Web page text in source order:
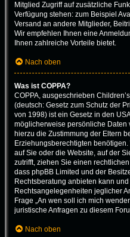
Mitglied Zugriff auf zusätzliche
Verfügung stehen: zum Beispiel
Versand an andere Mitglieder,
Wir empfehlen Ihnen eine
Ihnen zahlreiche Vorteile bietet.
Nach oben
Was ist COPPA?
COPPA, ausgeschrieben
(deutsch: Gesetz zum Schutz der
von 1998) ist ein Gesetz in den
möglicherweise persönliche
hierzu die Zustimmung der Eltern
Erziehungsberechtigten
auf Sie oder die Website, auf der
zutrifft, ziehen Sie einen
dass phpBB Limited und der
Rechtsberatung anbieten kann
Rechtsangelegenheiten jeglicher
Frage „An wen soll ich mich
juristische Anfragen zu diesem
Nach oben